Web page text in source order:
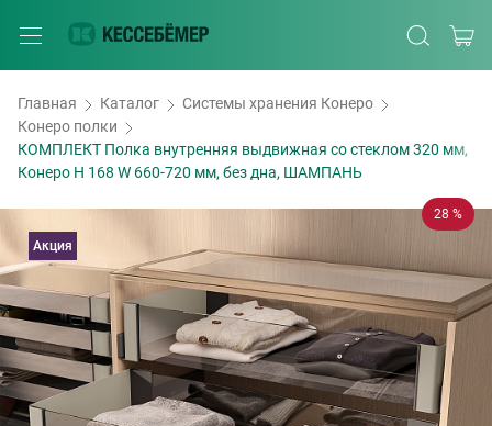
Главная Каталог
Системы хранения Конеро
Конеро полки
КОМПЛЕКТ Полка внутренняя выдвижная со стеклом 320 мм,
Конеро H 168 W 660-720 мм, без дна, ШАМПАНЬ
28 %
Акция